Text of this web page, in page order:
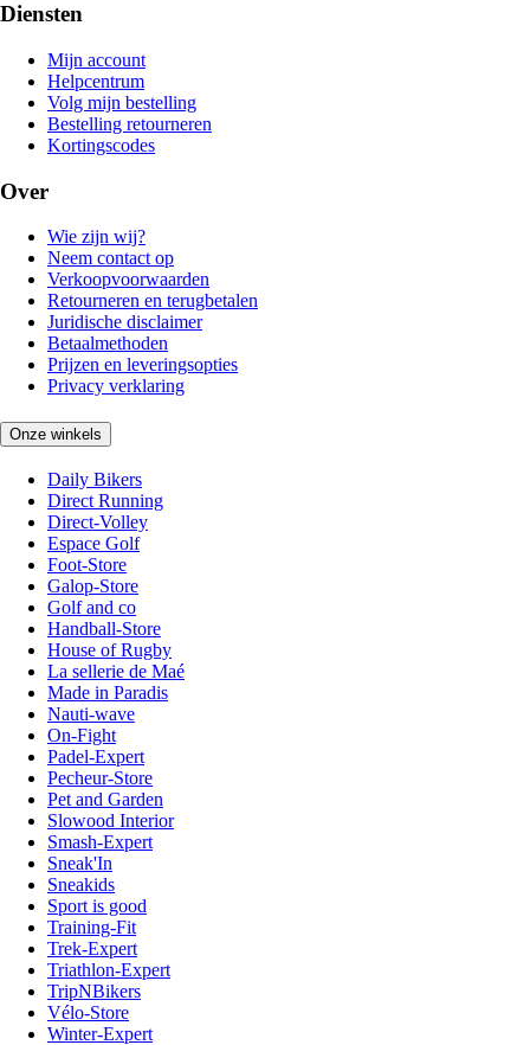
Diensten
Mijn account
Helpcentrum
Volg mijn bestelling
Bestelling retourneren
Kortingscodes
Over
Wie zijn wij?
Neem contact op
Verkoopvoorwaarden
Retourneren en terugbetalen
Juridische disclaimer
Betaalmethoden
Prijzen en leveringsopties
Privacy verklaring
Onze winkels
Daily Bikers
Direct Running
Direct-Volley
Espace Golf
Foot-Store
Galop-Store
Golf and co
Handball-Store
House of Rugby
La sellerie de Maé
Made in Paradis
Nauti-wave
On-Fight
Padel-Expert
Pecheur-Store
Pet and Garden
Slowood Interior
Smash-Expert
Sneak'In
Sneakids
Sport is good
Training-Fit
Trek-Expert
Triathlon-Expert
TripNBikers
Vélo-Store
Winter-Expert